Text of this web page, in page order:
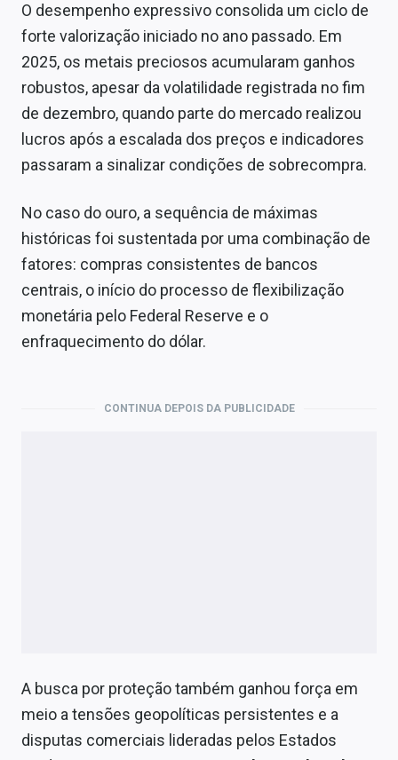
O desempenho expressivo consolida um ciclo de
forte valorização iniciado no ano passado. Em
2025, os metais preciosos acumularam ganhos
robustos, apesar da volatilidade registrada no fim
de dezembro, quando parte do mercado realizou
lucros após a escalada dos preços e indicadores
passaram a sinalizar condições de sobrecompra.
No caso do ouro, a sequência de máximas
históricas foi sustentada por uma combinação de
fatores: compras consistentes de bancos
centrais, o início do processo de flexibilização
monetária pelo Federal Reserve e o
enfraquecimento do dólar.
CONTINUA DEPOIS DA PUBLICIDADE
A busca por proteção também ganhou força em
meio a tensões geopolíticas persistentes e a
disputas comerciais lideradas pelos Estados